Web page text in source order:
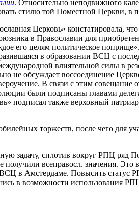
. Относительно неподвижного
стилю той Поместной Церкви, в
Церковь» констатировала,
в Православии для
его целям политическое
в образовании ВСЦ с
влиятельной силы в
не обсуждает воссоединение
В связи с этим
были подписаны главами
подписал также верховный
торжеств, после чего
задачу, сплотив вокруг РПЦ ряд
получили всеправосл. значения.
в Амстердаме. Повысить
в возможности использования